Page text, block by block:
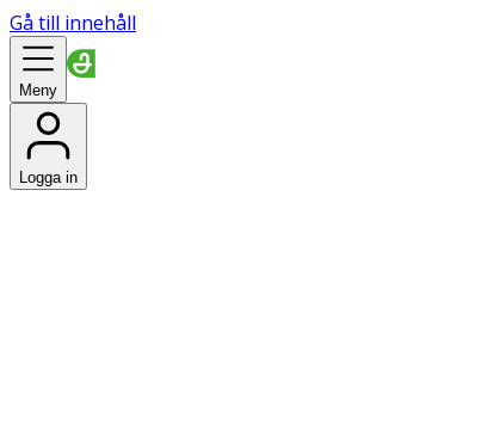
Gå till innehåll
Meny
Logga in